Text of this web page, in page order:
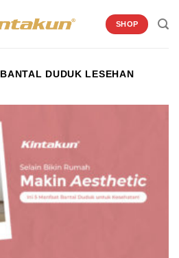
SHOP
BANTAL DUDUK LESEHAN